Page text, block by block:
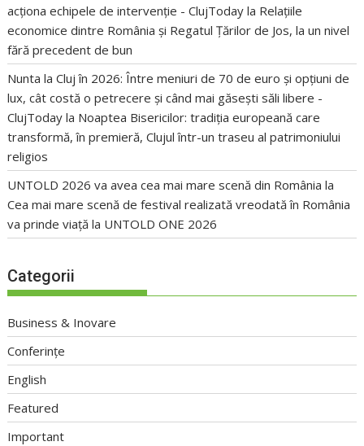
acționa echipele de intervenție - ClujToday la Relațiile
economice dintre România și Regatul Țărilor de Jos, la un nivel
fără precedent de bun
Nunta la Cluj în 2026: Între meniuri de 70 de euro și opțiuni de
lux, cât costă o petrecere și când mai găsești săli libere -
ClujToday la Noaptea Bisericilor: tradiția europeană care
transformă, în premieră, Clujul într-un traseu al patrimoniului
religios
UNTOLD 2026 va avea cea mai mare scenă din România la
Cea mai mare scenă de festival realizată vreodată în România
va prinde viață la UNTOLD ONE 2026
Categorii
Business & Inovare
Conferințe
English
Featured
Important